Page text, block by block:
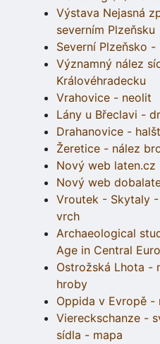
Výstava Nejasná
severním Plzeňsku
Severní Plzeňsko
Významný nález
Královéhradecku
Vrahovice - neolit
Lány u Břeclavi -
Drahanovice -
Žeretice - nález
Nový web laten.cz
Nový web
Vroutek - Skytaly
vrch
Archaeological
Age in Central
Ostrožská Lhota -
hroby
Oppida v Evropě -
Viereckschanze -
sídla - mapa